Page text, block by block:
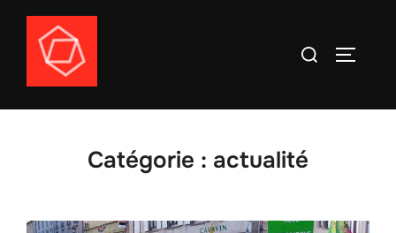
Aller
contenu
Rechercher :
Catégorie : actualité